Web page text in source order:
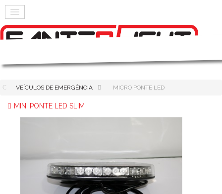
VEÍCULOS DE EMERGÊNCIA MICRO PONTE LED
MINI PONTE LED SLIM